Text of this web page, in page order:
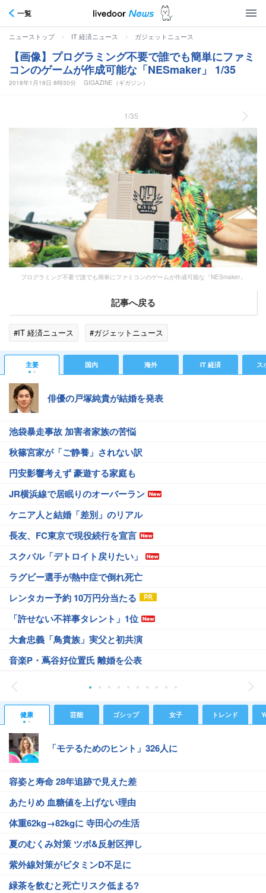
一覧
ニューストップ > IT 経済ニュース > ガジェットニュース
【画像】プログラミング不要で誰でも簡単にファミ
コンのゲームが作成可能な「NESmaker」 1/35
2018年1月18日 8時30分 GIGAZINE（ギガジン）
1/35
プログラミング不要で誰でも簡単にファミコンのゲームが作成可能な「NESmaker」
記事へ戻る
#IT 経済ニュース #ガジェットニュース
主要 国内 海外 IT 経済 ス
俳優の戸塚純貴が結婚を発表
池袋暴走事故 加害者家族の苦悩
秋篠宮家が「ご静養」されない訳
円安影響考えず 豪遊する家庭も
JR横浜線で居眠りのオーバーラン
ケニア人と結婚「差別」のリアル
長友、FC東京で現役続行を宣言
スクバル「デトロイト戻りたい」
ラグビー選手が熱中症で倒れ死亡
レンタカー予約 10万円分当たる
「許せない不祥事タレント」1位
大倉忠義「鳥貴族」実父と初共演
音楽P・蔦谷好位置氏 離婚を公表
健康 芸能 ゴシップ 女子 トレンド
「モテるためのヒント」326人に
容姿と寿命 28年追跡で見えた差
あたりめ 血糖値を上げない理由
体重62kg→82kgに 寺田心の生活
夏のむくみ対策 ツボ&反射区押し
紫外線対策がビタミンD不足に
緑茶を飲むと死亡リスク低まる?